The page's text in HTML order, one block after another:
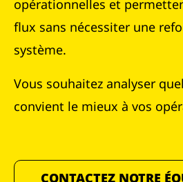
opérationnelles et
flux sans nécessiter une
système.
Vous souhaitez analyser
convient le mieux à vos
CONTACTEZ NOTRE